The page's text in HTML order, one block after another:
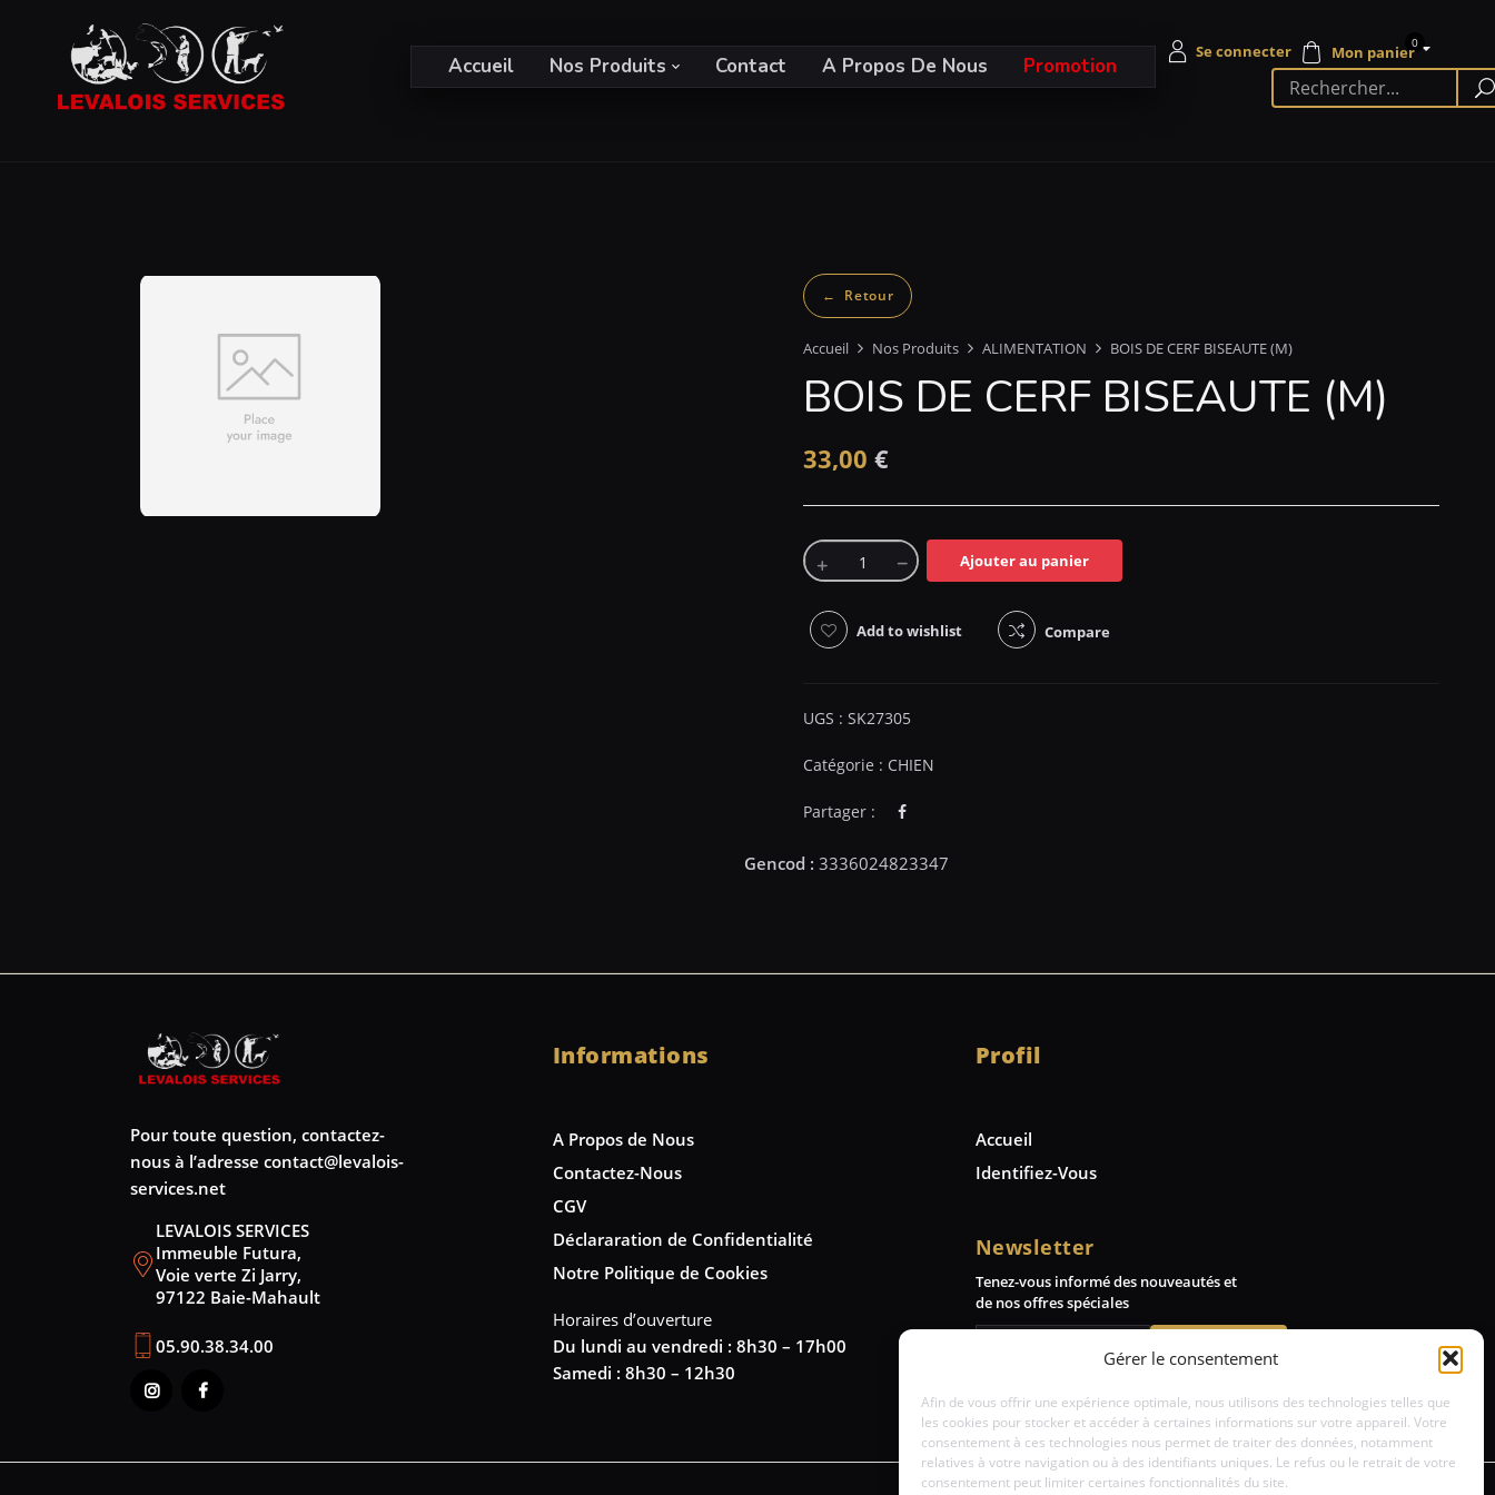
Gérer le consentement
Afin de vous offrir une expérience optimale, nous utilisons des technologies telles que
les cookies pour stocker et accéder à certaines informations sur votre appareil. Votre
consentement à ces technologies nous permet de traiter des données, notamment
relatives à votre navigation ou à des identifiants uniques. Le refus ou le retrait de votre
consentement peut limiter certaines fonctionnalités du site.
Accueil Nos Produits Contact A Propos De Nous Promotion
0
Accueil Nos Produits ALIMENTATION BOIS DE CERF BISEAUTE (M)
BOIS DE CERF BISEAUTE (M)
33,00 €
Ajouter au panier
Add to wishlist Compare
UGS : SK27305
Catégorie : CHIEN
Partager :
Pour toute question, contactez-
nous à l’adresse contact@levalois-
services.net
LEVALOIS SERVICES
Immeuble Futura,
Voie verte Zi Jarry,
97122 Baie-Mahault
05.90.38.34.00
Informations
A Propos de Nous
Contactez-Nous
CGV
Déclararation de Confidentialité
Notre Politique de Cookies
Horaires d’ouverture
Du lundi au vendredi : 8h30 – 17h00
Samedi : 8h30 – 12h30
Profil
Accueil
Identifiez-Vous
Newsletter
Tenez-vous informé des nouveautés et
de nos offres spéciales